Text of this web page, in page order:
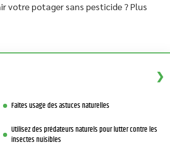
votre potager sans pesticide ? Plus
Faites usage des astuces naturelles
Utilisez des prédateurs naturels pour lutter contre les
insectes nuisibles